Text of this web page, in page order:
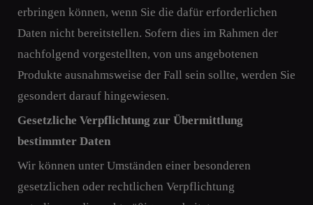
erbringen können, wenn Sie die dafür erforderlichen
Daten nicht bereitstellen. Sofern dies im Rahmen der
nachfolgend vorgestellten, von uns angebotenen
Produkte ausnahmsweise der Fall sein sollte, werden Sie
gesondert darauf hingewiesen.
Gesetzliche Verpflichtung zur Übermittlung
bestimmter Daten
Wir können unter Umständen einer besonderen
gesetzlichen oder rechtlichen Verpflichtung